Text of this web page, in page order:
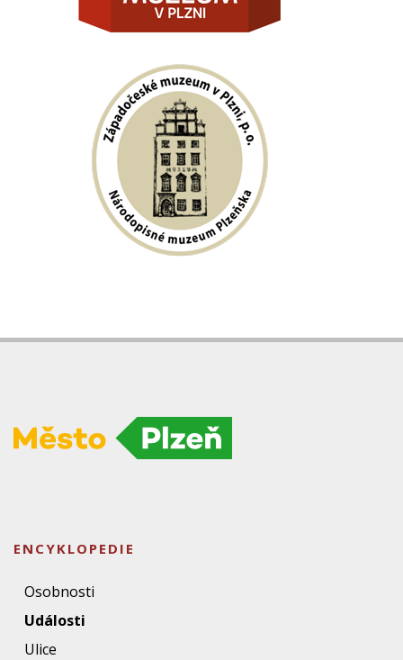
ENCYKLOPEDIE
Osobnosti
Události
Ulice